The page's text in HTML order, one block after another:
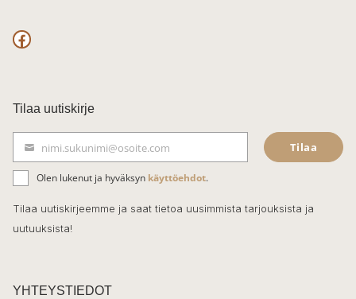
F
c
e
b
o
o
k
Tilaa uutiskirje
ä
h
k
t
nimi.sukunimi@osoite.com Tilaa
Olen lukenut ja hyväksyn käyttöehdot.
Tilaa uutiskirjeemme ja saat tietoa uusimmista tarjouksista ja
uutuuksista!
YHTEYSTIEDOT